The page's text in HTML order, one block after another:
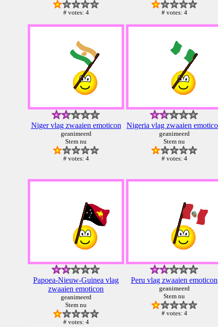
# votes: 4 # votes: 4
Niger vlag zwaaien emoticon
geanimeerd
Stem nu
# votes: 4
Nigeria vlag zwaaien
geanimeerd
Stem nu
# votes: 4
Papoea-Nieuw-Guinea vlag
zwaaien emoticon
geanimeerd
Stem nu
# votes: 4
Peru vlag zwaaien emoticon
geanimeerd
Stem nu
# votes: 4